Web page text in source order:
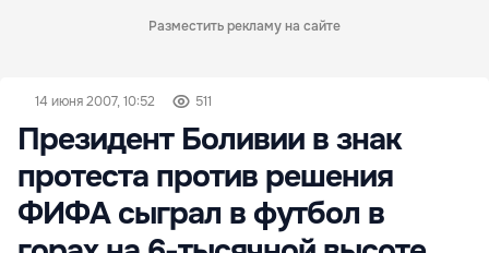
Разместить рекламу на сайте
14 июня 2007, 10:52 511
Президент Боливии в знак
протеста против решения
ФИФА сыграл в футбол в